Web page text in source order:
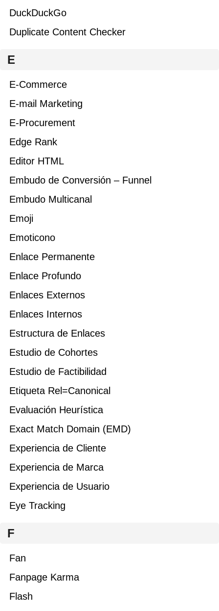
DuckDuckGo
Duplicate Content Checker
E
E-Commerce
E-mail Marketing
E-Procurement
Edge Rank
Editor HTML
Embudo de Conversión – Funnel
Embudo Multicanal
Emoji
Emoticono
Enlace Permanente
Enlace Profundo
Enlaces Externos
Enlaces Internos
Estructura de Enlaces
Estudio de Cohortes
Estudio de Factibilidad
Etiqueta Rel=Canonical
Evaluación Heurística
Exact Match Domain (EMD)
Experiencia de Cliente
Experiencia de Marca
Experiencia de Usuario
Eye Tracking
F
Fan
Fanpage Karma
Flash